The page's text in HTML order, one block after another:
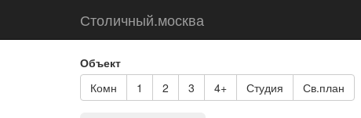
Столичный.москва
Объект
Комн
1 2 3 4+ Студия Св.план